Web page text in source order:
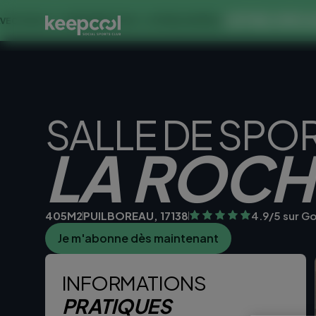
À 0€ << OFFRE LIMITÉE ☀️ OFFRE SPECIALE
SALLE DE
LA
405M2PUILBOREAU, 17138 4.9/5 sur
Je m'abonne dès maintenant
INFORMATIONS
PRATIQUES